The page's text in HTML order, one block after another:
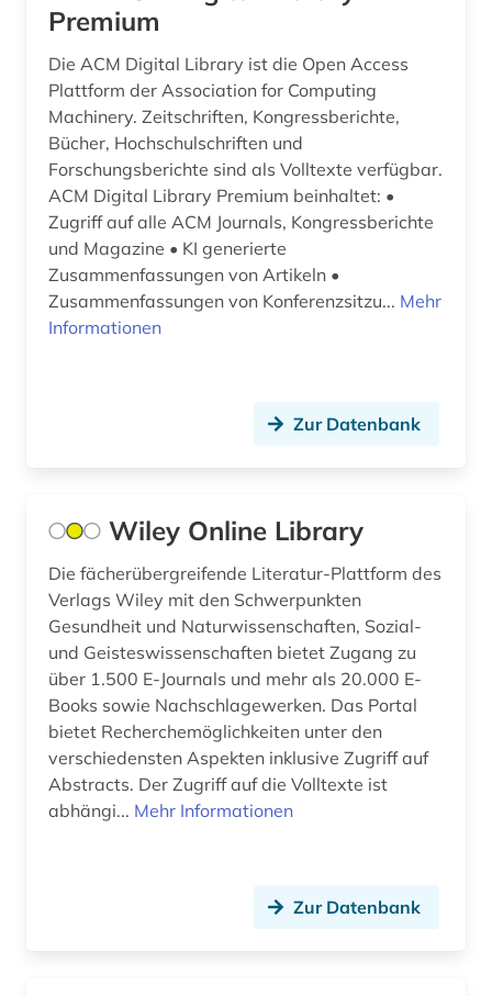
aufsatzsammlung (2)
aufstellungssystematik (1)
aufzeichnung (1)
augenzeuge (8)
auktionskatalog (2)
ausbildung (2)
ausschreibung (1)
aussprache (2)
ausstellung (5)
australien (4)
auswanderer (1)
auswanderung (2)
authentizität (1)
Premium
Die ACM Digital Library ist die Open Access
Plattform der Association for Computing
Machinery. Zeitschriften, Kongressberichte,
Bücher, Hochschulschriften und
Forschungsberichte sind als Volltexte verfügbar.
ACM Digital Library Premium beinhaltet: •
Zugriff auf alle ACM Journals, Kongressberichte
und Magazine • KI generierte
Zusammenfassungen von Artikeln •
Zusammenfassungen von Konferenzsitzu... Mehr
Informationen
Zur Datenbank
Wiley Online Library
Die fächerübergreifende Literatur-Plattform des
Verlags Wiley mit den Schwerpunkten
Gesundheit und Naturwissenschaften, Sozial-
und Geisteswissenschaften bietet Zugang zu
über 1.500 E-Journals und mehr als 20.000 E-
Books sowie Nachschlagewerken. Das Portal
bietet Recherchemöglichkeiten unter den
verschiedensten Aspekten inklusive Zugriff auf
Abstracts. Der Zugriff auf die Volltexte ist
abhängi... Mehr Informationen
Zur Datenbank